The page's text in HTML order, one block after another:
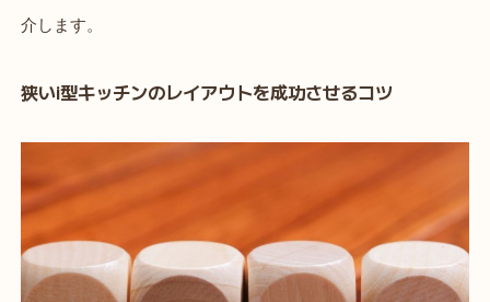
介します。
狭いi型キッチンのレイアウトを成功させるコツ